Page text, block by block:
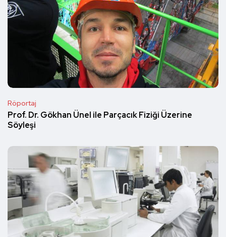
Röportaj
Prof. Dr. Gökhan Ünel ile Parçacık Fiziği Üzerine
Söyleşi